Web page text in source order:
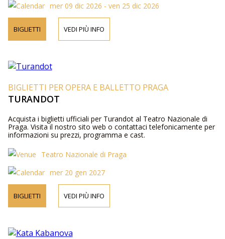
mer 09 dic 2026 - ven 25 dic 2026
BIGLIETTI VEDI PIÙ INFO
BIGLIETTI PER OPERA E BALLETTO PRAGA
TURANDOT
Acquista i biglietti ufficiali per Turandot al Teatro Nazionale di
Praga. Visita il nostro sito web o contattaci telefonicamente per
informazioni su prezzi, programma e cast.
Teatro Nazionale di Praga
mer 20 gen 2027
BIGLIETTI VEDI PIÙ INFO